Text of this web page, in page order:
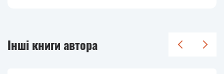
Інші книги автора